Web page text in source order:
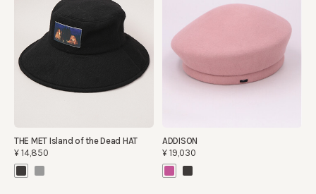
THE MET Island of the Dead HAT
¥14,850
ADDISON
¥19,030